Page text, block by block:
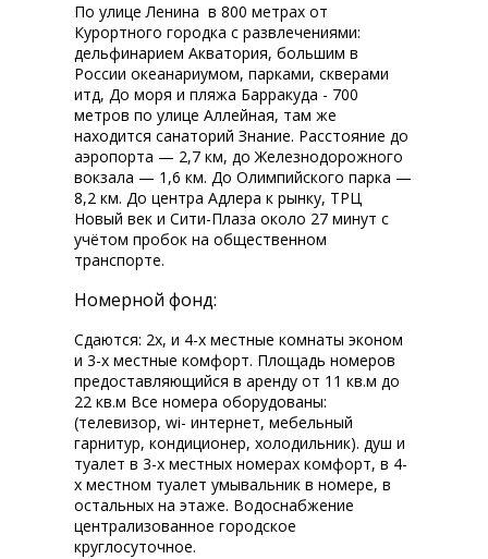
По улице Ленина в 800 метрах от
Курортного городка с развлечениями:
дельфинарием Акватория, большим в
России океанариумом, парками, скверами
итд, До моря и пляжа Барракуда - 700
метров по улице Аллейная, там же
находится санаторий Знание. Расстояние до
аэропорта — 2,7 км, до Железнодорожного
вокзала — 1,6 км. До Олимпийского парка —
8,2 км. До центра Адлера к рынку, ТРЦ
Новый век и Сити-Плаза около 27 минут с
учётом пробок на общественном
транспорте.
Номерной фонд:
Сдаются: 2х, и 4-х местные комнаты эконом
и 3-х местные комфорт. Площадь номеров
предоставляющийся в аренду от 11 кв.м до
22 кв.м Все номера оборудованы:
(телевизор, wi-fi интернет, мебельный
гарнитур, кондиционер, холодильник). душ и
туалет в 3-х местных номерах комфорт, в 4-
х местном туалет умывальник в номере, в
остальных на этаже. Водоснабжение
централизованное городское
круглосуточное.